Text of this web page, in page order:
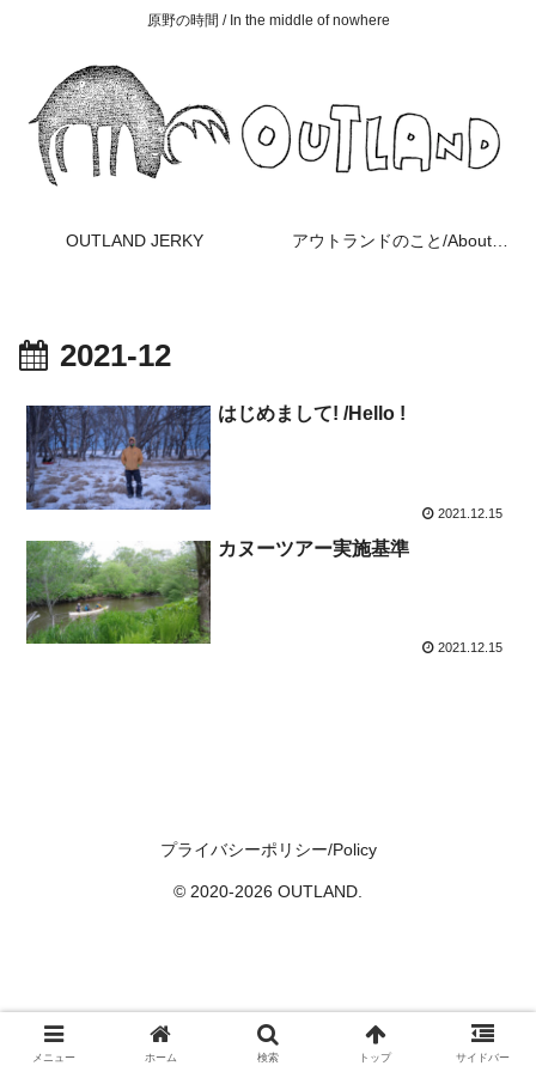
原野の時間 / In the middle of nowhere
OUTLAND JERKY アウトランドのこと/About OUTLAND
2021-12
はじめまして! /Hello !
2021.12.15
カヌーツアー実施基準
2021.12.15
プライバシーポリシー/Policy
© 2020-2026 OUTLAND.
メニュー ホーム 検索 トップ サイドバー